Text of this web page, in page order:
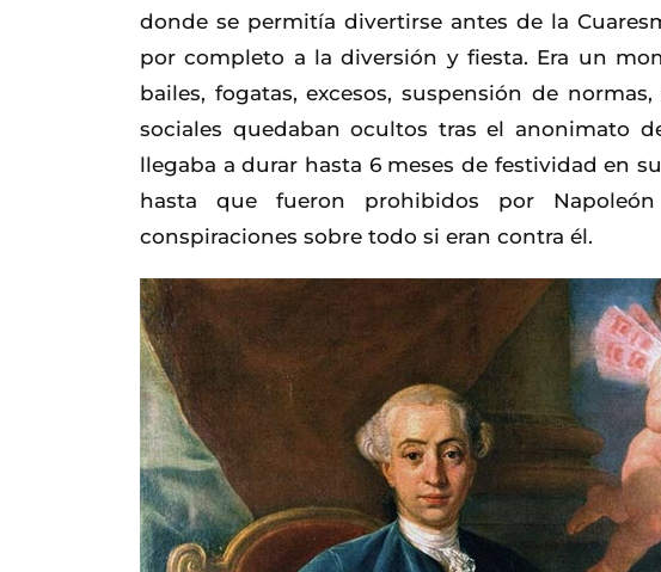
donde se permitía divertirse antes de la
por completo a la diversión y fiesta. Era un
bailes, fogatas, excesos, suspensión de
sociales quedaban ocultos tras el anonimato
llegaba a durar hasta 6 meses de festividad en
hasta que fueron prohibidos por
conspiraciones sobre todo si eran contra él.